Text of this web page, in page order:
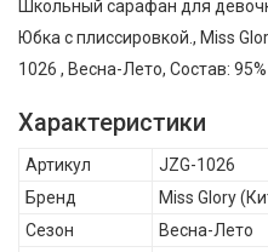
Школьный сарафан для
Юбка с плиссировкой., Miss
1026 , Весна-Лето, Состав:
Характеристики
Артикул
JZG-1026
Бренд
Miss Glory
Сезон
Весна-Лето